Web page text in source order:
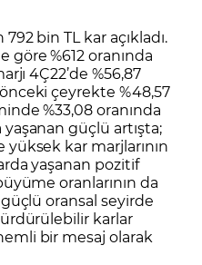
bin TL kar açıkladı.
göre %612 oranında
4Ç22’de %56,87
çeyrekte %48,57
%33,08 oranında
güçlü artışta;
yüksek kar marjlarının
yaşanan pozitif
oranlarının da
oransal seyirde
karlar
bir mesaj olarak